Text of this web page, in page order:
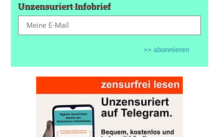
Unzensuriert Infobrief
>> abonnieren